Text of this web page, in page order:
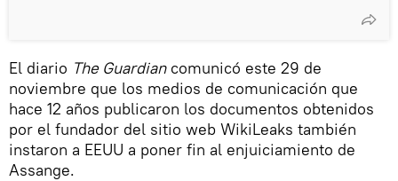
El diario The Guardiancomunicó este 29 de
noviembre que los medios de comunicación que
hace 12 años publicaron los documentos obtenidos
por el fundador del sitio web WikiLeaks también
instaron a EEUU a poner fin al enjuiciamiento de
Assange.